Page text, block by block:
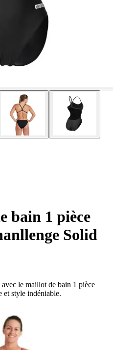
bain 1 pièce
Solid
le maillot de bain 1 pièce
et style indéniable.